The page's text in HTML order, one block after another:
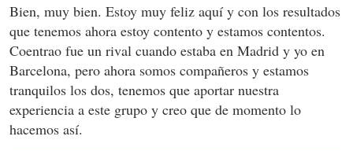
Bien, muy bien. Estoy muy feliz aquí y con los resultados
que tenemos ahora estoy contento y estamos contentos.
Coentrao fue un rival cuando estaba en Madrid y yo en
Barcelona, pero ahora somos compañeros y estamos
tranquilos los dos, tenemos que aportar nuestra
experiencia a este grupo y creo que de momento lo
hacemos así.